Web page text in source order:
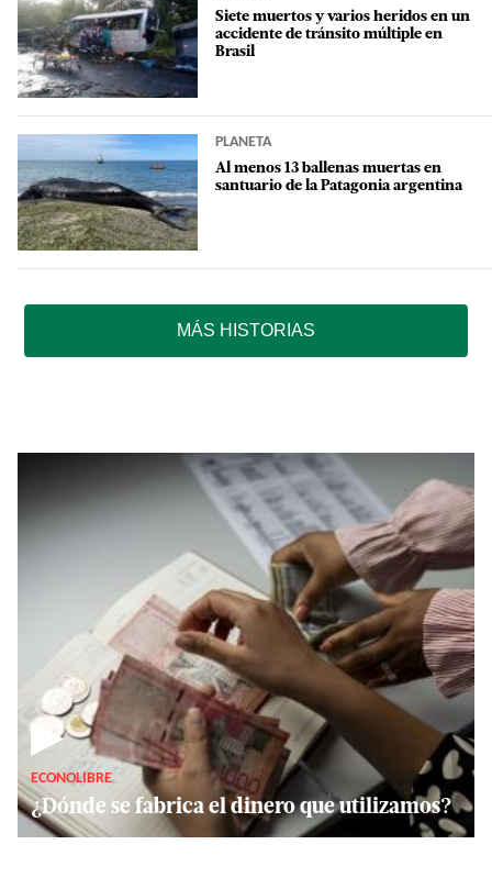
Siete muertos y varios heridos en un
accidente de tránsito múltiple en
Brasil
PLANETA
Al menos 13 ballenas muertas en
santuario de la Patagonia argentina
MÁS HISTORIAS
▶
ECONOLIBRE
¿Dónde se fabrica el dinero que utilizamos?